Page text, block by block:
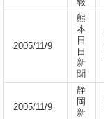
報
2005/11/9
熊
本
日
日
新
聞
2005/11/9
静
岡
新